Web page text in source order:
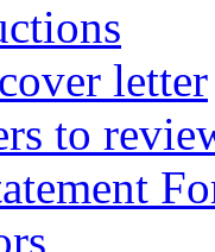
letter
to